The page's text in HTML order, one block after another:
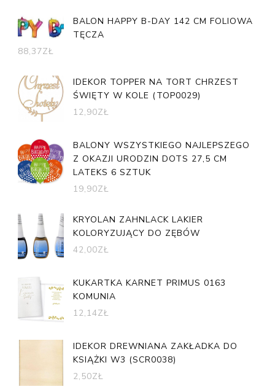
BALON HAPPY B-DAY 142 CM FOLIOWA
TĘCZA
88,37ZŁ
IDEKOR TOPPER NA TORT CHRZEST
ŚWIĘTY W KOLE (TOP0029)
12,90ZŁ
BALONY WSZYSTKIEGO NAJLEPSZEGO
Z OKAZJI URODZIN DOTS 27,5 CM
LATEKS 6 SZTUK
19,90ZŁ
KRYOLAN ZAHNLACK LAKIER
KOLORYZUJĄCY DO ZĘBÓW
42,00ZŁ
KUKARTKA KARNET PRIMUS 0163
KOMUNIA
12,14ZŁ
IDEKOR DREWNIANA ZAKŁADKA DO
KSIĄŻKI W3 (SCR0038)
2,50ZŁ